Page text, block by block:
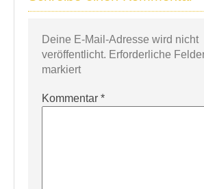
Deine E-Mail-Adresse wird nicht
veröffentlicht. Erforderliche
markiert
Kommentar *